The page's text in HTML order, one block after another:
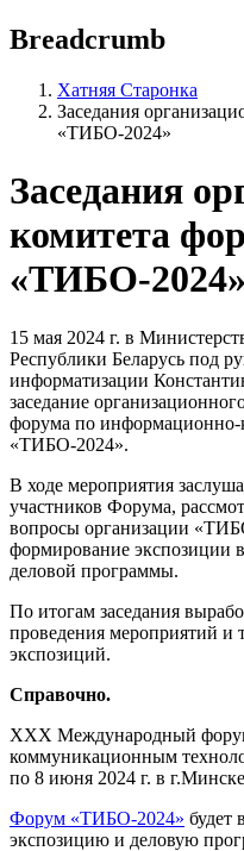
Breadcrumb
Хатняя Старонка
Заседания
«ТИБО-2024»
Заседания
комитета
«ТИБО-2024»
15 мая 2024 г. в
Республики Беларусь под
информатизации
заседание
форума по
«ТИБО-2024».
В ходе мероприятия
участников Форума,
вопросы организации
формирование экспозиции
деловой программы.
По итогам заседания
проведения мероприятий и
экспозиций.
Справочно.
XXX Международный
коммуникационным
по 8 июня 2024 г. в
Форум «ТИБО-2024» будет
экспозицию и деловую